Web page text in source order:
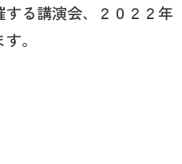
る講演会、２０２２年
。